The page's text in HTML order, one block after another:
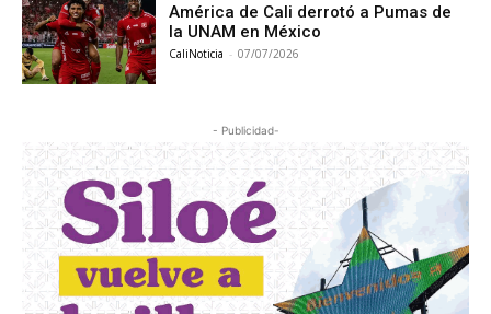
América de Cali derrotó a Pumas de
la UNAM en México
CaliNoticia - 07/07/2026
- Publicidad-